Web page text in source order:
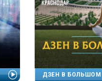
ДЗЕН В БОЛЬШОМ